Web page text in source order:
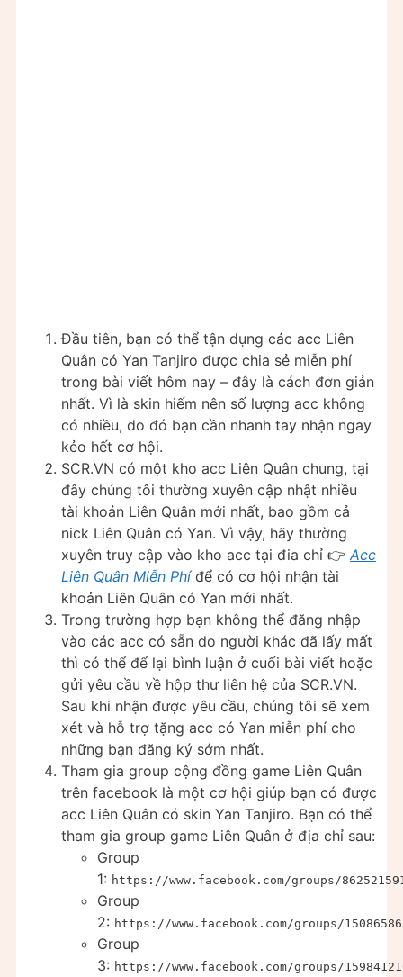
Đầu tiên, bạn có thể tận dụng các acc Liên
Quân có Yan Tanjiro được chia sẻ miễn phí
trong bài viết hôm nay – đây là cách đơn giản
nhất. Vì là skin hiếm nên số lượng acc không
có nhiều, do đó bạn cần nhanh tay nhận ngay
kẻo hết cơ hội.
SCR.VN có một kho acc Liên Quân chung, tại
đây chúng tôi thường xuyên cập nhật nhiều
tài khoản Liên Quân mới nhất, bao gồm cả
nick Liên Quân có Yan. Vì vậy, hãy thường
xuyên truy cập vào kho acc tại đia chỉ 👉 Acc
Liên Quân Miễn Phíđể có cơ hội nhận tài
khoản Liên Quân có Yan mới nhất.
Trong trường hợp bạn không thể đăng nhập
vào các acc có sẵn do người khác đã lấy mất
thì có thể để lại bình luận ở cuối bài viết hoặc
gửi yêu cầu về hộp thư liên hệ của SCR.VN.
Sau khi nhận được yêu cầu, chúng tôi sẽ xem
xét và hỗ trợ tặng acc có Yan miễn phí cho
những bạn đăng ký sớm nhất.
Tham gia group cộng đồng game Liên Quân
trên facebook là một cơ hội giúp bạn có được
acc Liên Quân có skin Yan Tanjiro. Bạn có thể
tham gia group game Liên Quân ở địa chỉ sau:
Group
1: https://www.facebook.com/groups/
Group
2: https://www.facebook.com/groups/
Group
3: https://www.facebook.com/groups/